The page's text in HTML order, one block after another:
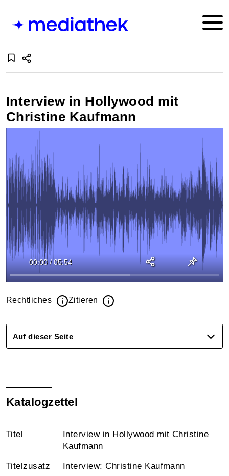
Interview in Hollywood mit
Christine Kaufmann
00:00 / 05:54
Rechtliches Zitieren
Auf dieser Seite
Katalogzettel
Titel
Interview in Hollywood mit Christine
Kaufmann
Titelzusatz Interview: Christine Kaufmann